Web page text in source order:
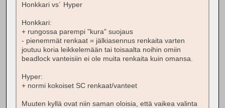
Honkkari vs´ Hyper
Honkkari:
+ rungossa parempi "kura" suojaus
- pienemmät renkaat = jälkiasennus renkaita varten
joutuu koria leikkelemään tai toisaalta noihin omiin
beadlock vanteisiin ei ole muita renkaita kuin omansa.
Hyper:
+ normi kokoiset SC renkaat/vanteet
Muuten kyllä ovat niin saman oloisia, että vaikea valinta